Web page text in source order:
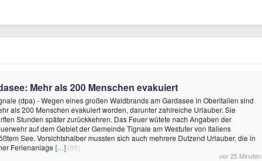
Mehr als 200 Menschen evakuiert
(dpa) - Wegen eines großen Waldbrands am Gardasee in Oberitalien sind
als 200 Menschen evakuiert worden, darunter zahlreiche Urlauber. Sie
Stunden später zurückkehren. Das Feuer wütete nach Angaben der
auf dem Gebiet der Gemeinde Tignale am Westufer von Italiens
See. Vorsichtshalber mussten sich auch mehrere Dutzend Urlauber, die in
Ferienanlage […] (00)
vor 25 Minuten